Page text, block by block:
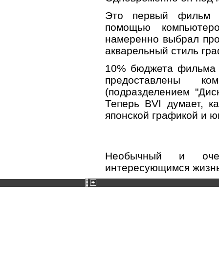
Это первый фильм
помощью
намеренно выбрал
акварельный стиль
10% бюджета
предоставлены
(подразделением
Теперь BVI думает,
японской графикой и
Необычный и
интересующимся